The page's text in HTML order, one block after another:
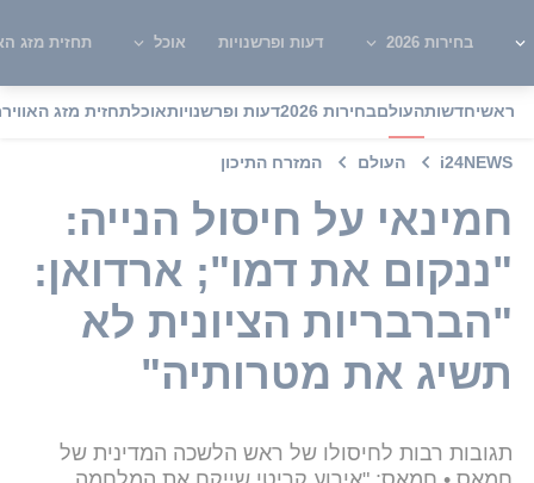
בחירות 2026 דעות ופרשנויות אוכל תחזית מזג
ראשיחדשותהעולםבחירות 2026 דעות ופרשנויותאוכלתחזית מזג האוויר
i24NEWS העולם המזרח התיכון
חמינאי על חיסול הנייה:
"ננקום את דמו"; ארדואן:
"הברבריות הציונית לא
תשיג את מטרותיה"
תגובות רבות לחיסולו של ראש הלשכה המדינית של